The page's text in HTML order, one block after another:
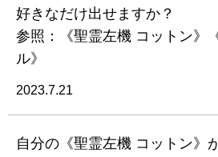
好きなだけ出せますか？
参照：《聖霊左機 コットン》
ル》
2023.7.21
自分の《聖霊左機 コットン》